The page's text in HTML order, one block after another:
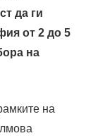
да ги
от 2 до 5
на
на